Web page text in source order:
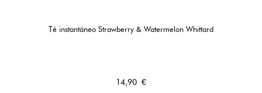
Té instantáneo Strawberry & Watermelon Whittard
Precio
14,90 €